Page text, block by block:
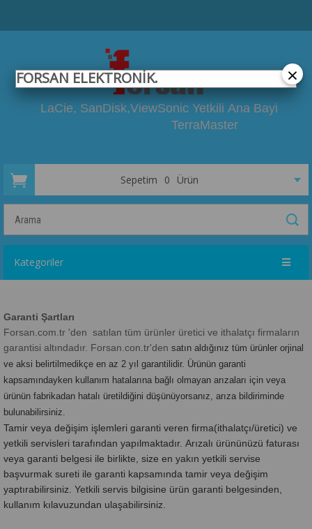
LaCie, SanDisk,ViewSonic Yetkili Ana Bayi
TerraMaster
Sepetim 0 Ürün
Kategoriler
Garanti Şartları
Forsan.com.tr 'den satılan tüm ürünler üretici ve ithalatçı firmaların
garantisi altındadır. Forsan.con.tr'den satın aldığınız tüm ürünler orjinal
ve aksi belirtilmedikçe en az 2 yıl garantilidir. Ürünün garanti
kapsamındayken kullanım hatalarına bağlı olmayan arızaları için veya
ürünün fabrikadan hatalı üretildiğini düşünüyorsanız, arıza bildiriminde
bulunabilirsiniz.
Tamir veya değişim işlemleri garanti veren firma(ithalatçı/üretici) ve
yetkili servisleri tarafından yapılmaktadır. Arızalı ürününüzü faturası
veya garanti belgesi ile birlikte, size en yakın yetkili servise
başvurmak sureti ile garanti kapsamında tamir veya değişim
yaptırabilirsiniz. Yetkili servis bilgisine ürün garanti belgesinden,
kullanım kılavuzundan ulaşabilirsiniz.
×
FORSAN ELEKTRONİK.